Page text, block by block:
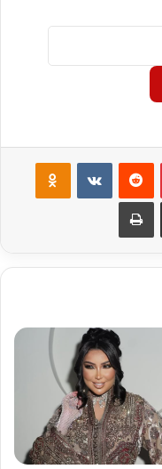
بينتيريست
‏Reddit
‏VKontakte
مشاركة عبر البريد طباعة